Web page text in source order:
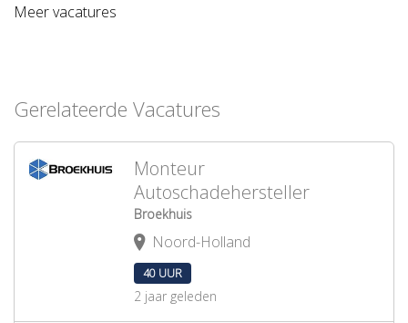
Meer vacatures
Gerelateerde Vacatures
Monteur
Autoschadehersteller
Broekhuis
Noord-Holland
40 UUR
2 jaar geleden